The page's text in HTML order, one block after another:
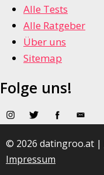
Alle Tests
Alle Ratgeber
Über uns
Sitemap
Folge uns!
© 2026 datingroo.at |
Impressum